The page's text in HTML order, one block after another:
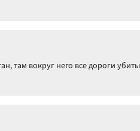
там вокруг него все дороги